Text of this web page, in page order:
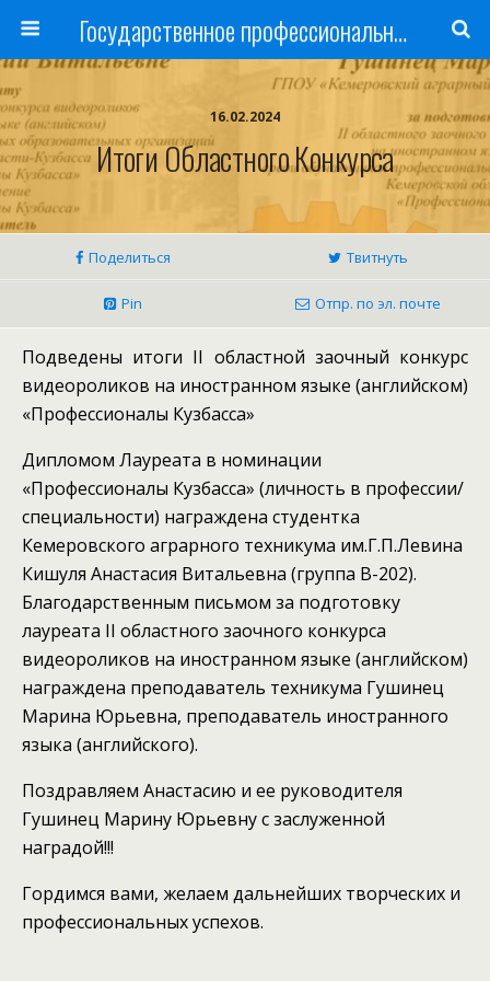
Государственное профессиональное образовательное учреждение
16.02.2024
Итоги Областного Конкурса
Поделиться Твитнуть
Pin Отпр. по эл. почте
Подведены итоги II областной заочный конкурс
видеороликов на иностранном языке (английском)
«Профессионалы Кузбасса»
Дипломом Лауреата в номинации
«Профессионалы Кузбасса» (личность в профессии/
специальности) награждена студентка
Кемеровского аграрного техникума им.Г.П.Левина
Кишуля Анастасия Витальевна (группа В-202).
Благодарственным письмом за подготовку
лауреата II областного заочного конкурса
видеороликов на иностранном языке (английском)
награждена преподаватель техникума Гушинец
Марина Юрьевна, преподаватель иностранного
языка (английского).
Поздравляем Анастасию и ее руководителя
Гушинец Марину Юрьевну с заслуженной
наградой!!!
Гордимся вами, желаем дальнейших творческих и
профессиональных успехов.